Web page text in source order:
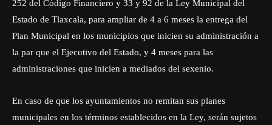
252 del Código Financiero y 33 y 92 de la Ley Municipal del
Estado de Tlaxcala, para ampliar de 4 a 6 meses la entrega del
Plan Municipal en los municipios que inicien su administración a
la par que el Ejecutivo del Estado, y 4 meses para las
administraciones que inicien a mediados del sexenio.
En caso de que los ayuntamientos no remitan sus planes
municipales en los términos establecidos en la Ley, serán sujetos